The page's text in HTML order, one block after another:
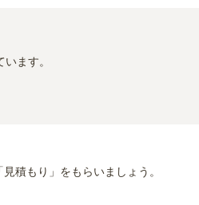
ます。
積もり」をもらいましょう。